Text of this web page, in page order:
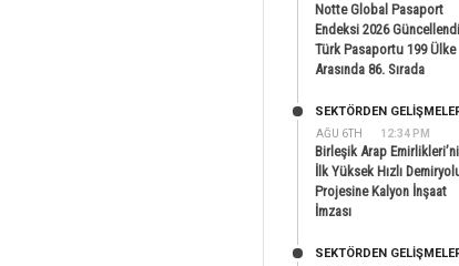
Notte Global Pasaport
Endeksi 2026
Türk Pasaportu 199 Ülke
Arasında 86. Sırada
AĞU 6TH 12:34 PM
SEKTÖRDEN
Birleşik Arap
İlk Yüksek Hızlı
Projesine Kalyon İnşaat
İmzası
SEKTÖRDEN